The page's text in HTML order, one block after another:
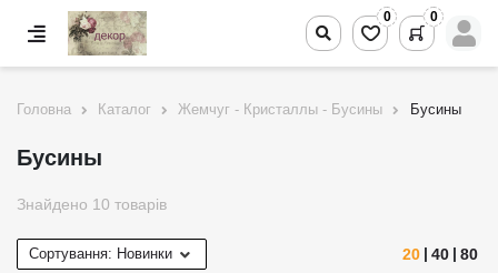
0 0
Головна Каталог Жемчуг - Кристаллы - Бусины Бусины
Бусины
Знайдено 10 товарів
Сортування: Новинки 20 40 80